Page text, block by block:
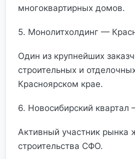
многоквартирных домов.
5. Монолитхолдинг —
Один из крупнейших
строительных и
Красноярском крае.
6. Новосибирский
Активный участник рынка
строительства СФО.